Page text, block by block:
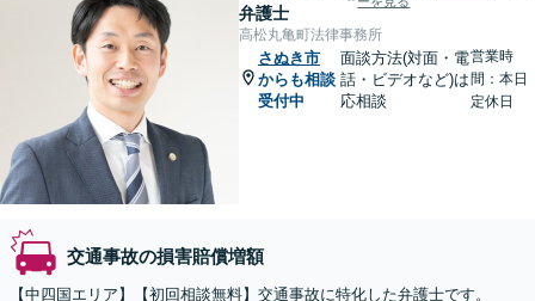
弁護士
高松丸亀町法律事務所
さぬき市
からも相談
受付中
面談方法(対面・電
話・ビデオなど)は
応相談
営業時
間：本日
定休日
交通事故の損害賠償増額
【中四国エリア】【初回相談無料】交通事故に特化した弁護士です。